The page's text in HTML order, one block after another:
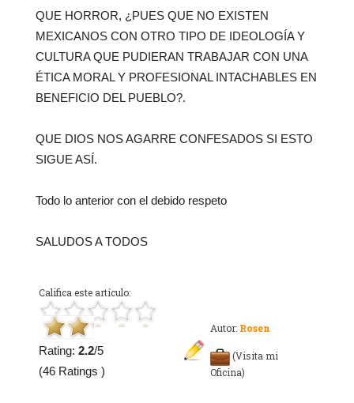
QUE HORROR, ¿PUES QUE NO EXISTEN
MEXICANOS CON OTRO TIPO DE IDEOLOGÍA Y
CULTURA QUE PUDIERAN TRABAJAR CON UNA
ÉTICA MORAL Y PROFESIONAL INTACHABLES EN
BENEFICIO DEL PUEBLO?.
QUE DIOS NOS AGARRE CONFESADOS SI ESTO
SIGUE ASÍ.
Todo lo anterior con el debido respeto
SALUDOS A TODOS
Califica este artículo:
Rating: 2.2/5
(46 Ratings )
Autor: Rosen
(Visita mi
Oficina)